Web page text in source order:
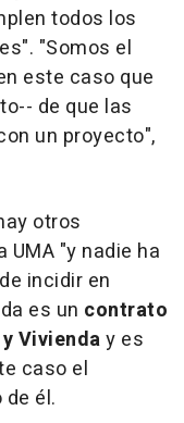
todos los
"Somos el
este caso que
de que las
un proyecto",
otros
"y nadie ha
incidir en
es un contrato
Vivienday es
caso el
él.